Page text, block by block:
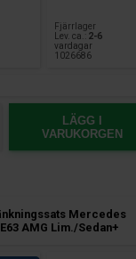
Fjärrlager
Lev. ca.: 2-6
vardagar
1026686
LÄGG I
VARUKORGEN
Mercedes
AMG Lim./Sedan+